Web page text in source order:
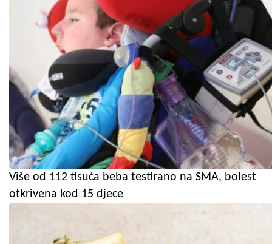
Više od 112 tisuća beba testirano na SMA, bolest
otkrivena kod 15 djece